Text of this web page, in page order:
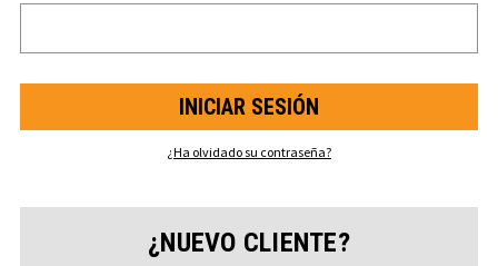
¿Ha olvidado su contraseña?
¿NUEVO CLIENTE?